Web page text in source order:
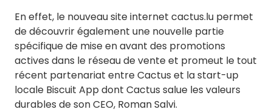
En effet, le nouveau site internet cactus.lu permet
de découvrir également une nouvelle partie
spécifique de mise en avant des promotions
actives dans le réseau de vente et promeut le tout
récent partenariat entre Cactus et la start-up
locale Biscuit App dont Cactus salue les valeurs
durables de son CEO, Roman Salvi.